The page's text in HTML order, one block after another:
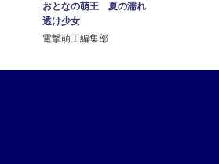
おとなの萌王 夏の濡れ
透け少女
電撃萌王編集部